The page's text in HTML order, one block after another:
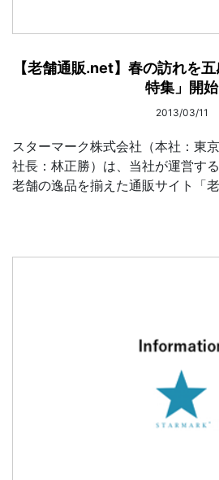
【老舗通販.net】春の訪れを
特集」開始
2013/03/11
スターマーク株式会社（本社：東
社長：林正勝）は、当社が運営す
老舗の逸品を揃えた通販サイト「